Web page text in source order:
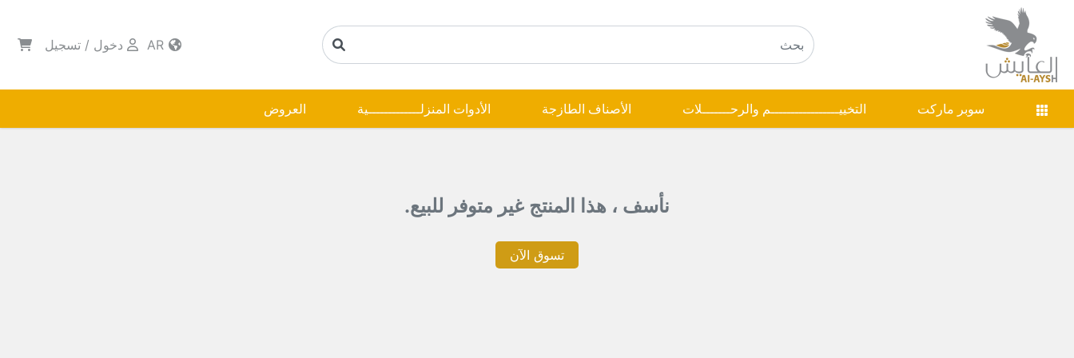
دخول / تسجيل
سوبر ماركت التخييـــــــــــــــــم والرحـــــــلات الأصناف الطازجة الأدوات المنزلـــــــــــــية العروض
نأسف ، هذا المنتج غير متوفر للبيع.
تسوق الآن